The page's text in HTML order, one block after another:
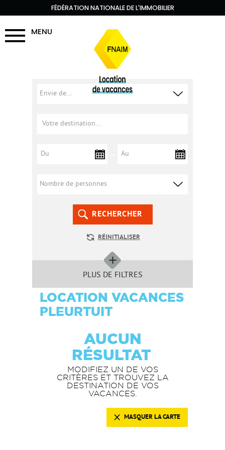
FÉDÉRATION NATIONALE DE L'IMMOBILIER
MENU
RECHERCHER
RÉINITIALISER
PLUS DE FILTRES
LOCATION VACANCES
PLEURTUIT
AUCUN
RÉSULTAT
MODIFIEZ UN DE VOS
CRITÈRES ET TROUVEZ LA
DESTINATION DE VOS
VACANCES.
MASQUER LA CARTE